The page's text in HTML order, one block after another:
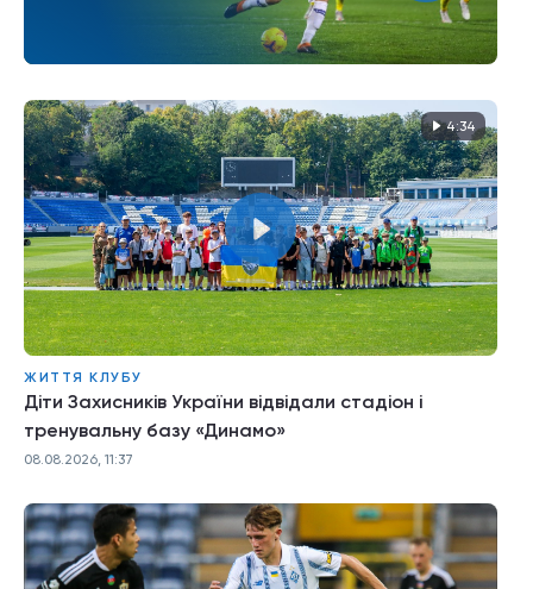
4:34
ЖИТТЯ КЛУБУ
Діти Захисників України відвідали стадіон і
тренувальну базу «Динамо»
08.08.2026, 11:37